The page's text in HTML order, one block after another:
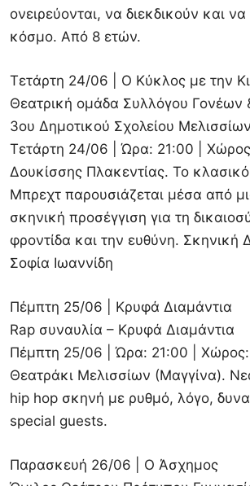
ονειρεύονται, να διεκδικούν και
κόσμο. Από 8 ετών.
Τετάρτη 24/06 | Ο Κύκλος με την
Θεατρική ομάδα Συλλόγου Γονέων
3ου Δημοτικού Σχολείου Μελισσίων
Τετάρτη 24/06 | Ώρα: 21:00 |
Δουκίσσης Πλακεντίας. Το
Μπρεχτ παρουσιάζεται μέσα από
σκηνική προσέγγιση για τη
φροντίδα και την ευθύνη. Σκηνική
Σοφία Ιωαννίδη
Πέμπτη 25/06 | Κρυφά Διαμάντια
Rap συναυλία – Κρυφά Διαμάντια
Πέμπτη 25/06 | Ώρα: 21:00 | Χώρος:
Θεατράκι Μελισσίων (Μαγγίνα).
hip hop σκηνή με ρυθμό, λόγο,
special guests.
Παρασκευή 26/06 | Ο Άσχημος